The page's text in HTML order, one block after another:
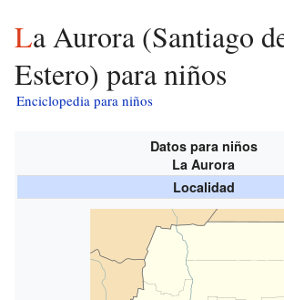
La Aurora (Santiago del
Estero) para niños
Enciclopedia para niños
Datos para niños
La Aurora
Localidad